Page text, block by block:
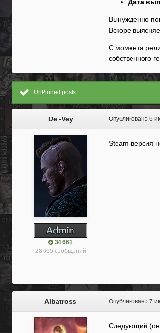
Дата
Вынужденно
Вскоре
С момента
собственного
UnPinned posts
Del-Vey
34 661
28 665 сообщений
Опубликовано 6
Steam-версия
Albatross Опубликовано 7
Следующий (он